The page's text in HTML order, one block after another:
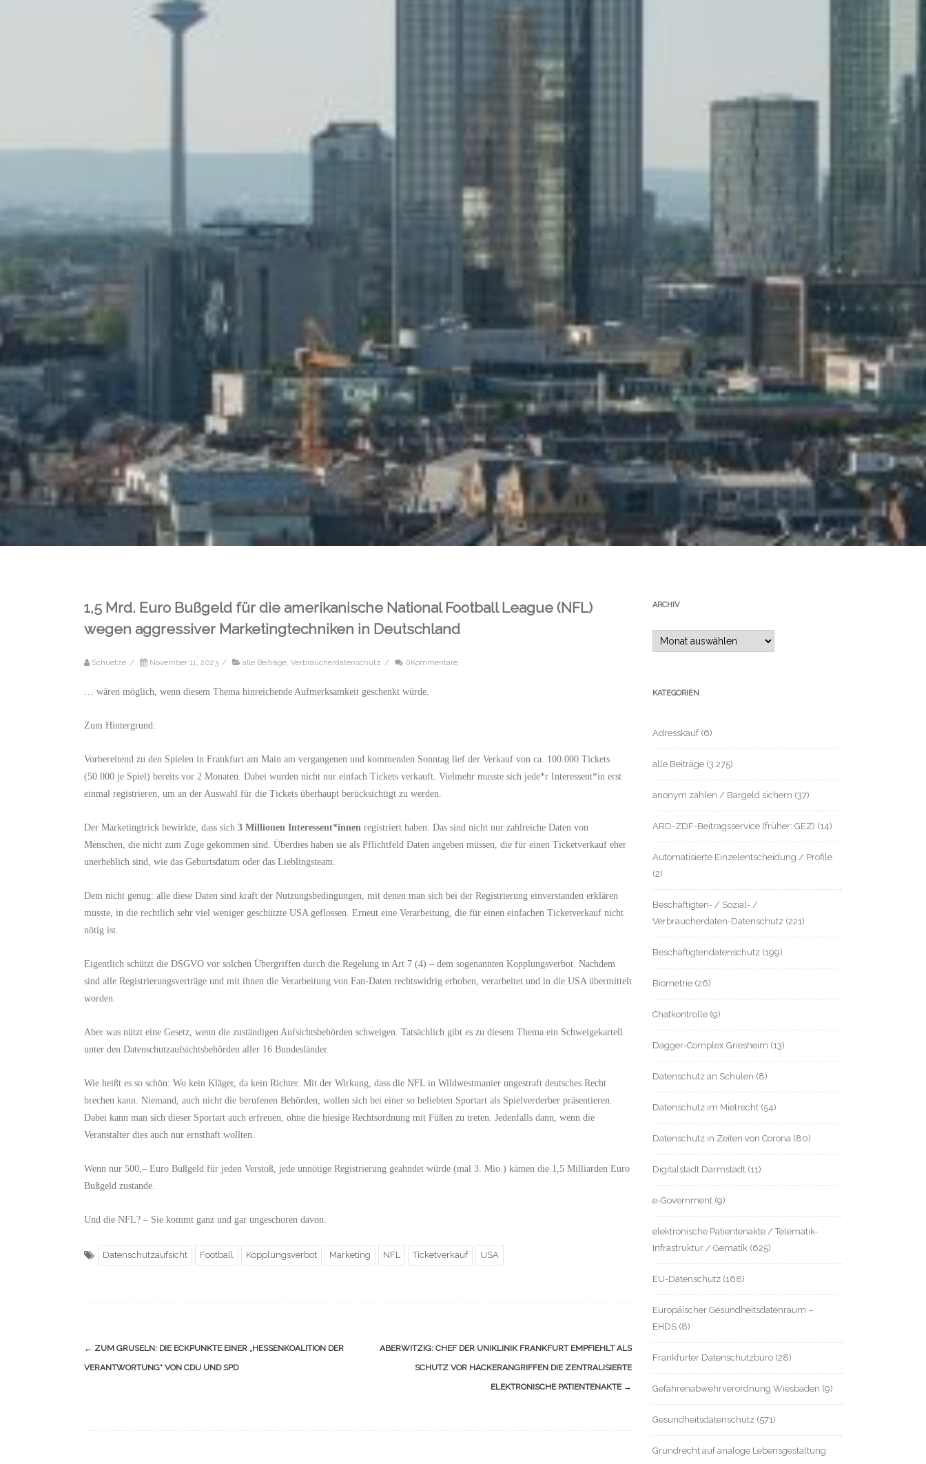
1,5 Mrd. Euro Bußgeld für die amerikanische National Football League (NFL)
wegen aggressiver Marketingtechniken in Deutschland
Schuetze / November 11, 2023 / alle Beiträge Verbraucherdatenschutz / 0Kommentare
… wären möglich, wenn diesem Thema hinreichende Aufmerksamkeit geschenkt würde.
Zum Hintergrund:
Vorbereitend zu den Spielen in Frankfurt am Main am vergangenen und kommenden Sonntag lief der Verkauf von ca. 100.000 Tickets
(50.000 je Spiel) bereits vor 2 Monaten. Dabei wurden nicht nur einfach Tickets verkauft. Vielmehr musste sich jede*r Interessent*in erst
einmal registrieren, um an der Auswahl für die Tickets überhaupt berücksichtigt zu werden.
Der Marketingtrick bewirkte, dass sich 3 Millionen Interessent*innen registriert haben. Das sind nicht nur zahlreiche Daten von
Menschen, die nicht zum Zuge gekommen sind. Überdies haben sie als Pflichtfeld Daten angeben müssen, die für einen Ticketverkauf eher
unerheblich sind, wie das Geburtsdatum oder das Lieblingsteam.
Dem nicht genug: alle diese Daten sind kraft der Nutzungsbedingungen, mit denen man sich bei der Registrierung einverstanden erklären
musste, in die rechtlich sehr viel weniger geschützte USA geflossen. Erneut eine Verarbeitung, die für einen einfachen Ticketverkauf nicht
nötig ist.
Eigentlich schützt die DSGVO vor solchen Übergriffen durch die Regelung in Art 7 (4) – dem sogenannten Kopplungsverbot. Nachdem
sind alle Registrierungsverträge und mit ihnen die Verarbeitung von Fan-Daten rechtswidrig erhoben, verarbeitet und in die USA übermittelt
worden.
Aber was nützt eine Gesetz, wenn die zuständigen Aufsichtsbehörden schweigen. Tatsächlich gibt es zu diesem Thema ein Schweigekartell
unter den Datenschutzaufsichtsbehörden aller 16 Bundesländer.
Wie heißt es so schön: Wo kein Kläger, da kein Richter. Mit der Wirkung, dass die NFL in Wildwestmanier ungestraft deutsches Recht
brechen kann. Niemand, auch nicht die berufenen Behörden, wollen sich bei einer so beliebten Sportart als Spielverderber präsentieren.
Dabei kann man sich dieser Sportart auch erfreuen, ohne die hiesige Rechtsordnung mit Füßen zu treten. Jedenfalls dann, wenn die
Veranstalter dies auch nur ernsthaft wollten.
Wenn nur 500,– Euro Bußgeld für jeden Verstoß, jede unnötige Registrierung geahndet würde (mal 3. Mio.) kämen die 1,5 Milliarden Euro
Bußgeld zustande.
Und die NFL? – Sie kommt ganz und gar ungeschoren davon.
Datenschutzaufsicht Football Kopplungsverbot Marketing NFL Ticketverkauf USA
Navigation
(Beiträge)
← ZUM GRUSELN: DIE ECKPUNKTE EINER „HESSENKOALITION DER
VERANTWORTUNG“ VON CDU UND SPD
ABERWITZIG: CHEF DER UNIKLINIK FRANKFURT EMPFIEHLT ALS
SCHUTZ VOR HACKERANGRIFFEN DIE ZENTRALISIERTE
ELEKTRONISCHE PATIENTENAKTE →
ARCHIV
Archiv
KATEGORIEN
Adresskauf(6)
alle Beiträge (3.275)
anonym zahlen / Bargeld sichern (37)
ARD-ZDF-Beitragsservice (früher: GEZ) (14)
Automatisierte Einzelentscheidung / Profile
(2)
Beschäftigten- / Sozial- /
Verbraucherdaten-Datenschutz (221)
Beschäftigtendatenschutz (199)
Biometrie (26)
Chatkontrolle (9)
Dagger-Complex Griesheim (13)
Datenschutz an Schulen (8)
Datenschutz im Mietrecht (54)
Datenschutz in Zeiten von Corona (80)
Digitalstadt Darmstadt (11)
e-Government (9)
elektronische Patientenakte / Telematik-
Infrastruktur / Gematik (625)
EU-Datenschutz (168)
Europäischer Gesundheitsdatenraum –
EHDS (8)
Frankfurter Datenschutzbüro (28)
Gefahrenabwehrverordnung Wiesbaden (9)
Gesundheitsdatenschutz (571)
Grundrecht auf analoge Lebensgestaltung